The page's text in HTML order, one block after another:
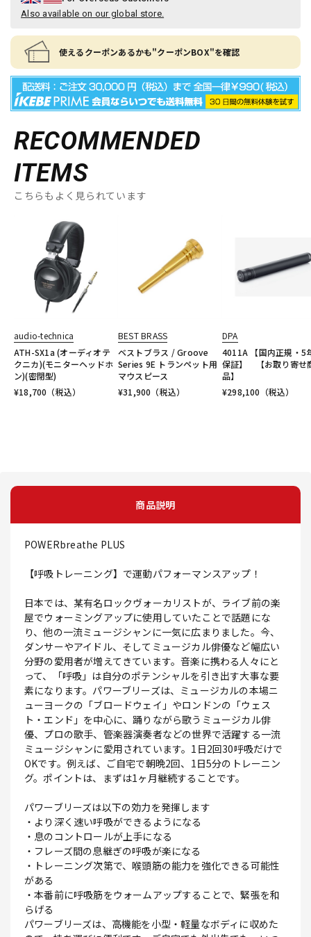
Also available on our global store.
使えるクーポンあるかも"クーポンBOX"を確認
RECOMMENDED
ITEMS
こちらもよく見られています
audio-technica
ATH-SX1a (オーディオテ
クニカ)(モニターヘッドホ
ン)(密閉型)
¥18,700 （税込）
BEST BRASS
ベストブラス / Groove
Series 9E トランペット用
マウスピース
¥31,900 （税込）
DPA
4011A 【国内正規・5
保証】 【お取り寄せ
品】
¥298,100 （税込）
商品説明
POWERbreathe PLUS
【呼吸トレーニング】で運動パフォーマンスアップ！
日本では、某有名ロックヴォーカリストが、ライブ前の楽
屋でウォーミングアップに使用していたことで話題にな
り、他の一流ミュージシャンに一気に広まりました。今、
ダンサーやアイドル、そしてミュージカル俳優など幅広い
分野の愛用者が増えてきています。音楽に携わる人々にと
って、「呼吸」は自分のポテンシャルを引き出す大事な要
素になります。パワーブリーズは、ミュージカルの本場ニ
ューヨークの「ブロードウェイ」やロンドンの「ウェス
ト・エンド」を中心に、踊りながら歌うミュージカル俳
優、プロの歌手、管楽器演奏者などの世界で活躍する一流
ミュージシャンに愛用されています。1日2回30呼吸だけで
OKです。例えば、ご自宅で朝晩2回、1日5分のトレーニン
グ。ポイントは、まずは1ヶ月継続することです。
パワーブリーズは以下の効力を発揮します
・より深く速い呼吸ができるようになる
・息のコントロールが上手になる
・フレーズ間の息継ぎの呼吸が楽になる
・トレーニング次第で、喉頭筋の能力を強化できる可能性
がある
・本番前に呼吸筋をウォームアップすることで、緊張を和
らげる
パワーブリーズは、高機能を小型・軽量なボディに収めた